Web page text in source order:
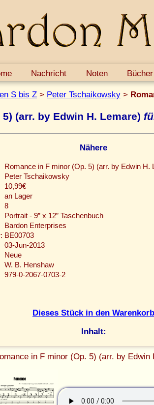
Nachricht Noten Bücher
S bis Z > Peter Tschaikowsky >
(arr. by Edwin H. Lemare)
Nähere
Romance in F minor (Op. 5) (arr. by Edwin H.
Peter Tschaikowsky
10,99€
an Lager
8
Portrait - 9” x 12” Taschenbuch
Bardon Enterprises
BE00703
03-Jun-2013
Neue
W. B. Henshaw
979-0-2067-0703-2
Dieses Stück in den Warenkorb
Inhalt:
in F minor (Op. 5) (arr. by Edwin